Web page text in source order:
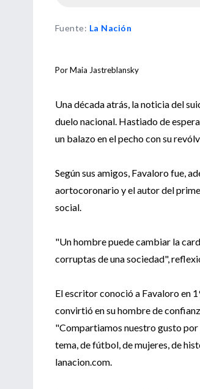
Fuente: La Nación
Por Maia Jastreblansky
Una década atrás, la noticia del
duelo nacional. Hastiado de
un balazo en el pecho con su
Según sus amigos, Favaloro fue,
aortocoronario y el autor del
social.
"Un hombre puede cambiar la
corruptas de una sociedad",
El escritor conoció a Favaloro en
convirtió en su hombre de
"Compartiamos nuestro gusto por
tema, de fútbol, de mujeres, de
lanacion.com.